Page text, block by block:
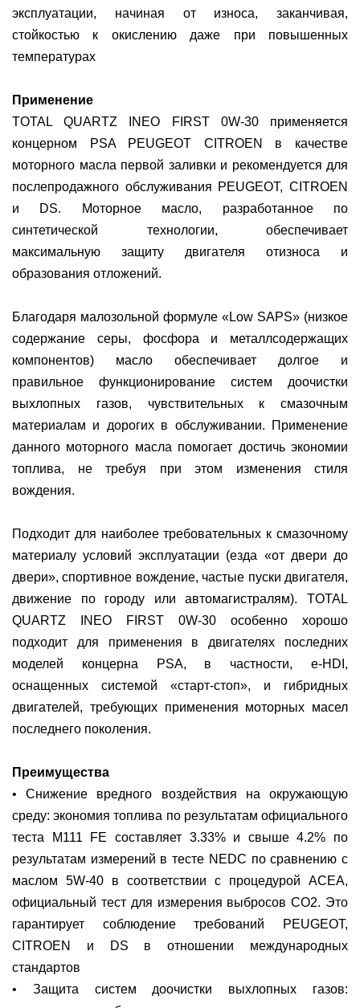
эксплуатации, начиная от износа, заканчивая,
стойкостью к окислению даже при повышенных
температурах
Применение
TOTAL QUARTZ INEO FIRST 0W-30 применяется
концерном PSA PEUGEOT CITROEN в качестве
моторного масла первой заливки и рекомендуется для
послепродажного обслуживания PEUGEOT, CITROEN
и DS. Моторное масло, разработанное по
синтетической технологии, обеспечивает
максимальную защиту двигателя отизноса и
образования отложений.
Благодаря малозольной формуле «Low SAPS» (низкое
содержание серы, фосфора и металлсодержащих
компонентов) масло обеспечивает долгое и
правильное функционирование систем доочистки
выхлопных газов, чувствительных к смазочным
материалам и дорогих в обслуживании. Применение
данного моторного масла помогает достичь экономии
топлива, не требуя при этом изменения стиля
вождения.
Подходит для наиболее требовательных к смазочному
материалу условий эксплуатации (езда «от двери до
двери», спортивное вождение, частые пуски двигателя,
движение по городу или автомагистралям). TOTAL
QUARTZ INEO FIRST 0W-30 особенно хорошо
подходит для применения в двигателях последних
моделей концерна PSA, в частности, e-HDI,
оснащенных системой «старт-стоп», и гибридных
двигателей, требующих применения моторных масел
последнего поколения.
Преимущества
• Снижение вредного воздействия на окружающую
среду: экономия топлива по результатам официального
теста M111 FE составляет 3.33% и свыше 4.2% по
результатам измерений в тесте NEDC по сравнению с
маслом 5W-40 в соответствии с процедурой ACEA,
официальный тест для измерения выбросов CO2. Это
гарантирует соблюдение требований PEUGEOT,
CITROEN и DS в отношении международных
стандартов
• Защита систем доочистки выхлопных газов: